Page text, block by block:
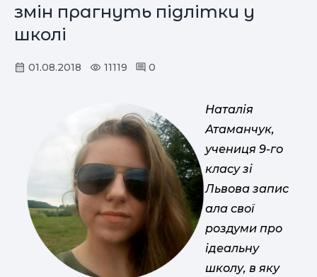
змін прагнуть підлітки у
школі
01.08.2018 11119 0
Наталія
Атаманчук,
учениця 9-го
класу зі
Львова запис
ала свої
роздуми про
ідеальну
школу, в яку